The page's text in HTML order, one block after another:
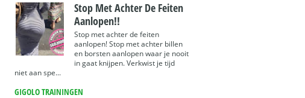
Stop Met Achter De Feiten
Aanlopen!!
Stop met achter de feiten
aanlopen! Stop met achter billen
en borsten aanlopen waar je nooit
in gaat knijpen. Verkwist je tijd
niet aan spe...
GIGOLO TRAININGEN